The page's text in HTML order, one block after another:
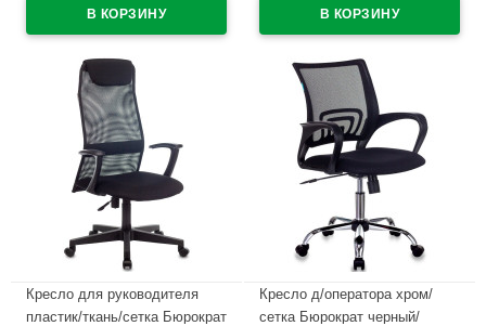
Кресло для руководителя
пластик/ткань/сетка Бюрократ
Кресло д/оператора хром/
сетка Бюрократ черный/